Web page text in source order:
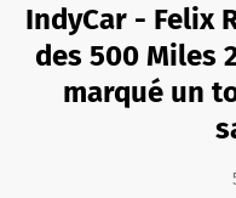
IndyCar - Felix
des 500 Miles
marqué un